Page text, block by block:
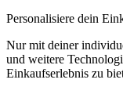
Personalisiere dein
Nur mit deiner
und weitere
Einkaufserlebnis zu